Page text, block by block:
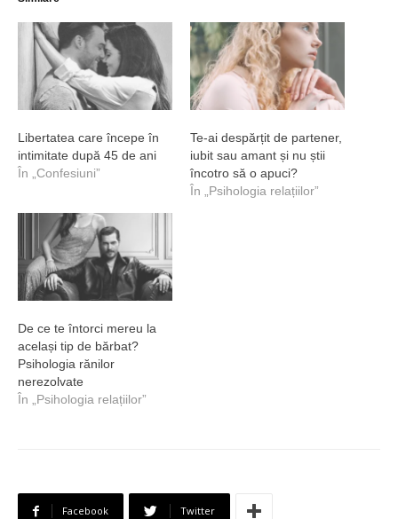
Libertatea care începe în
intimitate după 45 de ani
În „Confesiuni”
Te-ai despărțit de partener,
iubit sau amant și nu știi
încotro să o apuci?
În „Psihologia relațiilor”
De ce te întorci mereu la
același tip de bărbat?
Psihologia rănilor
nerezolvate
În „Psihologia relațiilor”
Facebook Twitter